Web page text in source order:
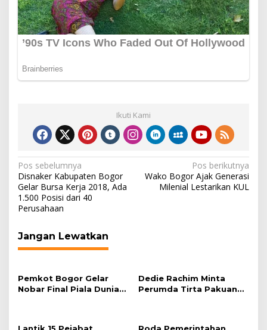
Ikuti Kami
Navigasi
pos
Pos sebelumnya
Disnaker Kabupaten Bogor
Gelar Bursa Kerja 2018, Ada
1.500 Posisi dari 40
Perusahaan
Pos berikutnya
Wako Bogor Ajak Generasi
Milenial Lestarikan KUL
Jangan Lewatkan
Pemkot Bogor Gelar
Nobar Final Piala Dunia
Dedie Rachim Minta
Perumda Tirta Pakuan
Lantik 15 Pejabat Roda Pemerintahan